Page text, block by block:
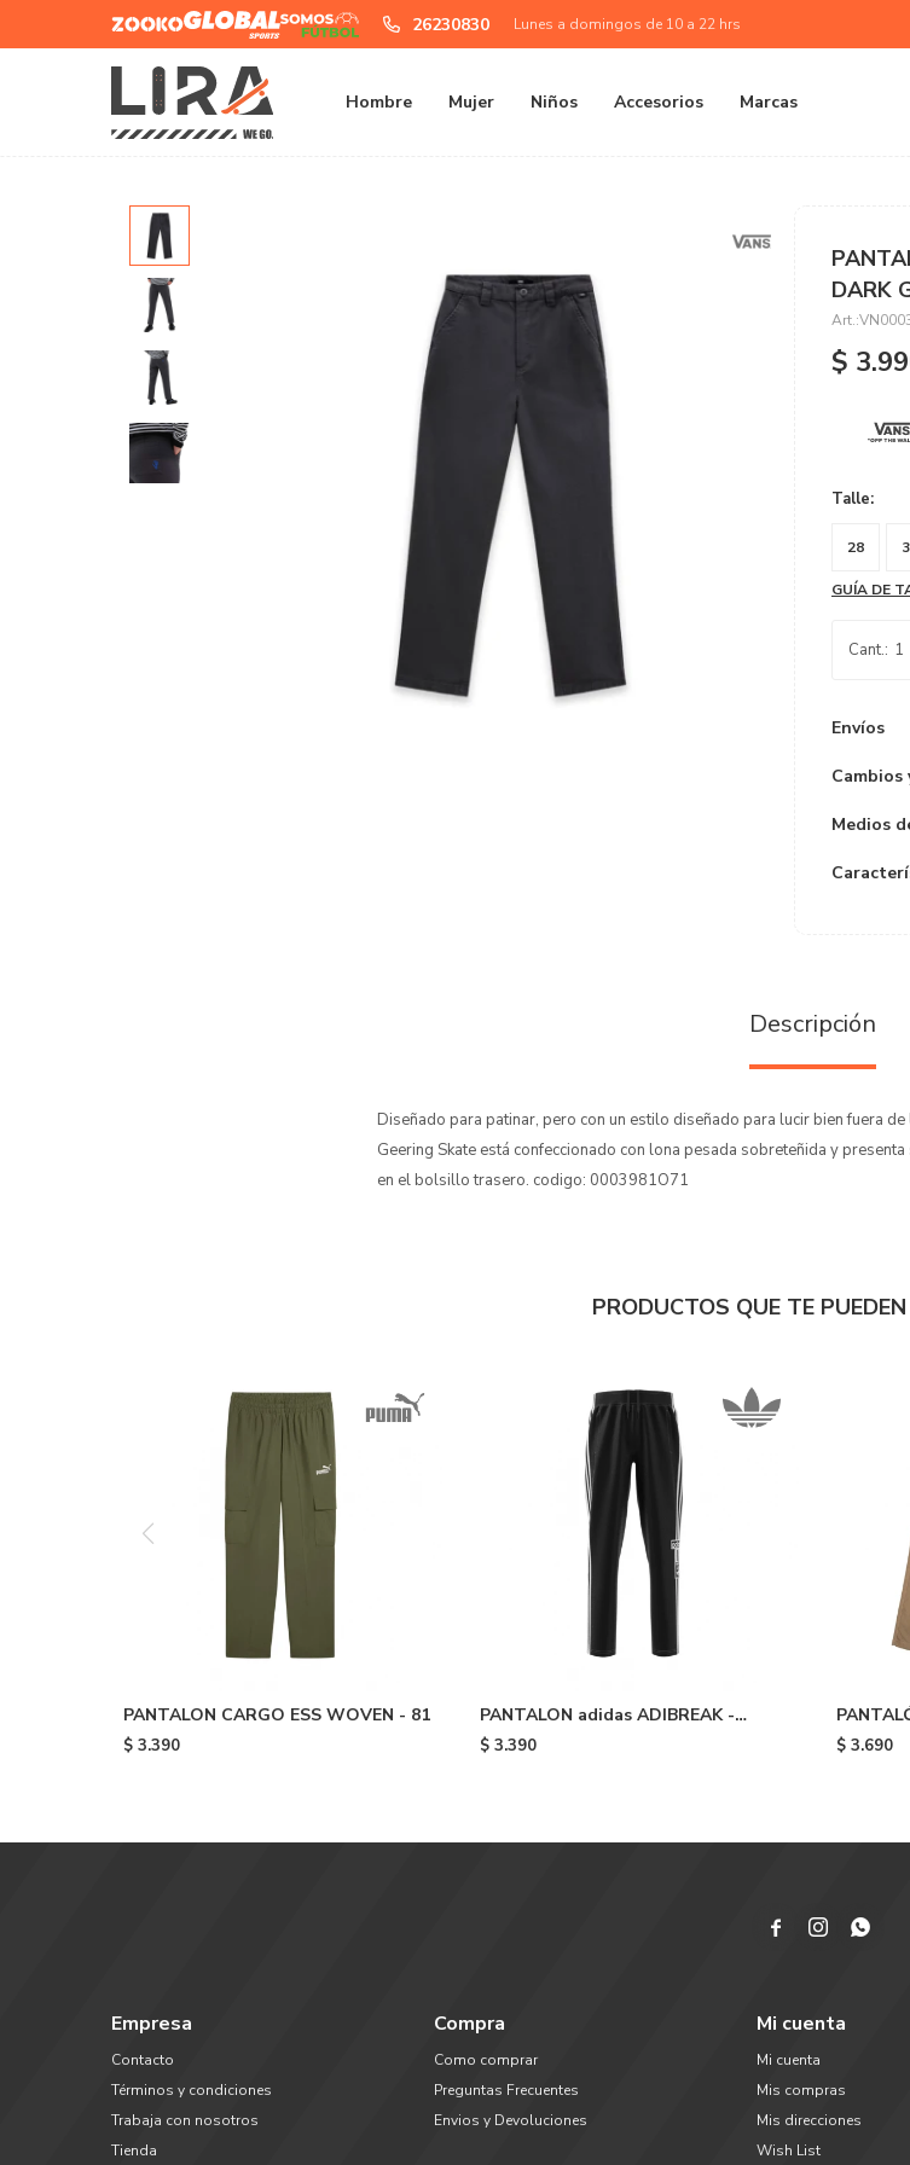
Hombre Mujer Niños Accesorios Marcas
Futbol
26230830 Lunes a domingos de 10 a 22 hrs
DARK
$
Talle:
28
GUÍA DE
1
Envíos
Cambios
Medios
Descripción
Diseñado para patinar, pero con un estilo diseñado para lucir bien fuera
Geering Skate está confeccionado con lona pesada sobreteñida y
en el bolsillo trasero. codigo: 0003981O71
PRODUCTOS QUE TE
PANTALON CARGO ESS WOVEN - 81
$ 3.390
PANTALON adidas ADIBREAK -
Black/white
$ 3.390
GRIND -
$ 3.690
Empresa
Contacto
Términos y condiciones
Trabaja con nosotros
Tienda
Compra
Como comprar
Preguntas Frecuentes
Envios y Devoluciones
Mi cuenta
Mi cuenta
Mis compras
Mis direcciones
Wish List
  